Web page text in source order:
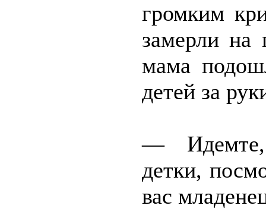
громким
замерли на
мама
детей за
—
детки,
вас